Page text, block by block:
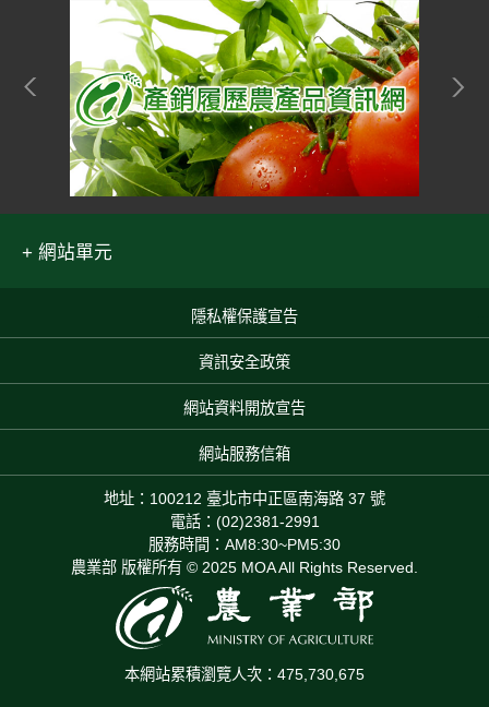
網站單元
隱私權保護宣告
資訊安全政策
網站資料開放宣告
網站服務信箱
地址：100212 臺北市中正區南海路 37 號
電話：(02)2381-2991
服務時間：AM8:30~PM5:30
農業部 版權所有 © 2025 MOA All Rights Reserved.
本網站累積瀏覽人次：475,730,675